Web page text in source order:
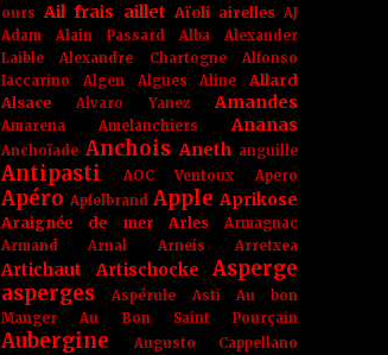
ours Ail frais aillet Aïoli airelles AJ
Adam
Alain Passard Alba
Alexander
Laible
Alexandre Chartogne
Alfonso
Iaccarino
Algen Algues Aline
Allard
Alsace
Alvaro Yanez Amandes
Amarena Amelanchiers Ananas
Anchoïade Anchois Aneth anguille
Antipasti AOC Ventoux Apero
Apéro Apfelbrand Apple Aprikose
Araignée de mer Arles
Armagnac
Armand Arnal
Arneis Arretxea
Artichaut Artischocke
Asperge
asperges
Aspérule Asti
Au bon
Manger
Au Bon Saint Pourçain
Aubergine
Augusto Cappellano